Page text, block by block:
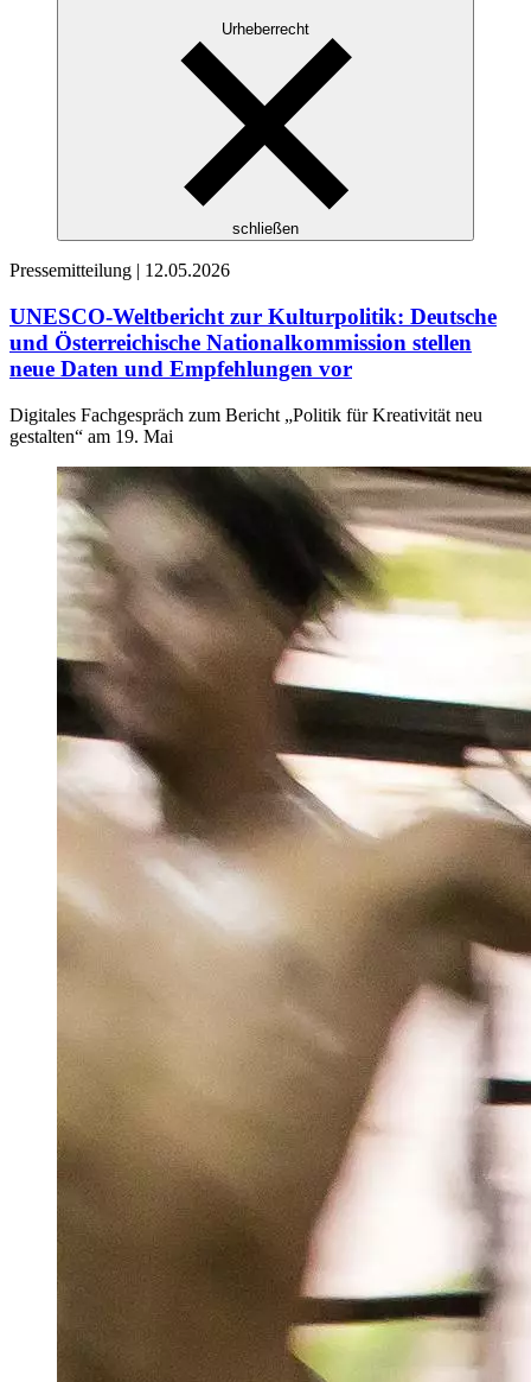
Urheberrecht
schließen
Pressemitteilung | 12.05.2026
UNESCO-Weltbericht zur Kulturpolitik: Deutsche
und Österreichische Nationalkommission stellen
neue Daten und Empfehlungen vor
Digitales Fachgespräch zum Bericht „Politik für Kreativität neu
gestalten“ am 19. Mai